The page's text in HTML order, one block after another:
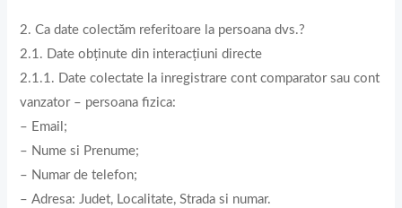
2. Ca date colectăm referitoare la persoana dvs.?
2.1. Date obținute din interacțiuni directe
2.1.1. Date colectate la inregistrare cont comparator sau cont
vanzator – persoana fizica:
– Email;
– Nume si Prenume;
– Numar de telefon;
– Adresa: Judet, Localitate, Strada si numar.